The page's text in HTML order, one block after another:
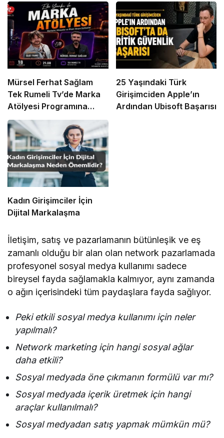
Mürsel Ferhat Sağlam
Tek Rumeli Tv’de Marka
Atölyesi Programına
Konuk Oldu
25 Yaşındaki Türk
Girişimciden Apple’ın
Ardından Ubisoft Başarısı
Kadın Girişimciler İçin
Dijital Markalaşma
İletişim, satış ve pazarlamanın bütünleşik ve eş
zamanlı olduğu bir alan olan network pazarlamada
profesyonel sosyal medya kullanımı sadece
bireysel fayda sağlamakla kalmıyor, aynı zamanda
o ağın içerisindeki tüm paydaşlara fayda sağlıyor.
Peki etkili sosyal medya kullanımı için neler
yapılmalı?
Network marketing için hangi sosyal ağlar
daha etkili?
Sosyal medyada öne çıkmanın formülü var mı?
Sosyal medyada içerik üretmek için hangi
araçlar kullanılmalı?
Sosyal medyadan satış yapmak mümkün mü?